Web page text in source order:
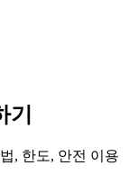
, 한도, 안전 이용